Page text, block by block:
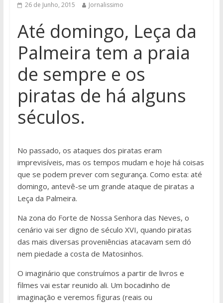
26 de Junho, 2015 Jornalissimo
Até domingo, Leça da
Palmeira tem a praia
de sempre e os
piratas de há alguns
séculos.
No passado, os ataques dos piratas eram
imprevisíveis, mas os tempos mudam e hoje há coisas
que se podem prever com segurança. Como esta: até
domingo, antevê-se um grande ataque de piratas a
Leça da Palmeira.
Na zona do Forte de Nossa Senhora das Neves, o
cenário vai ser digno de século XVI, quando piratas
das mais diversas proveniências atacavam sem dó
nem piedade a costa de Matosinhos.
O imaginário que construímos a partir de livros e
filmes vai estar reunido ali. Um bocadinho de
imaginação e veremos figuras (reais ou